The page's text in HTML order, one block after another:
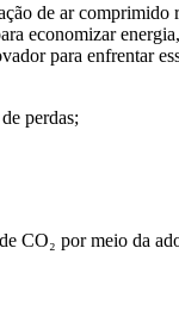
de ar
economizar
para enfrentar
perdas;
CO₂ por meio da